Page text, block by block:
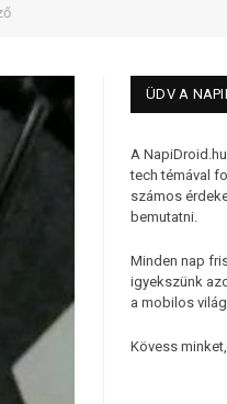
ÜDV A
A
tech témával
számos
bemutatni.
Minden nap
igyekszünk
a mobilos
Kövess